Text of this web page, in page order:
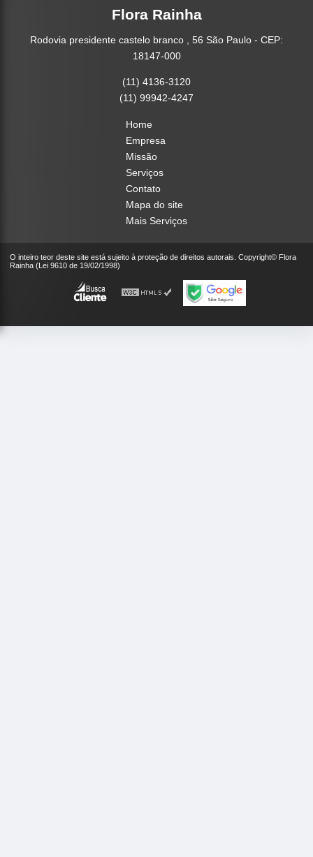
Flora Rainha
Rodovia presidente castelo branco , 56 São Paulo - CEP:
18147-000
(11) 4136-3120
(11) 99942-4247
Home
Empresa
Missão
Serviços
Contato
Mapa do site
Mais Serviços
O inteiro teor deste site está sujeito à proteção de direitos autorais. Copyright© Flora
Rainha (Lei 9610 de 19/02/1998)